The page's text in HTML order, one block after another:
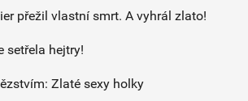
přežil vlastní smrt. A vyhrál zlato!
setřela hejtry!
Zlaté sexy holky